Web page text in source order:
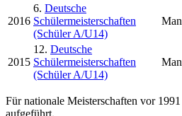
2016
6. Deutsche
Schülermeisterschaften
(Schüler A/U14)
2015
12. Deutsche
Schülermeisterschaften
(Schüler A/U14)
Für nationale Meisterschaften vor